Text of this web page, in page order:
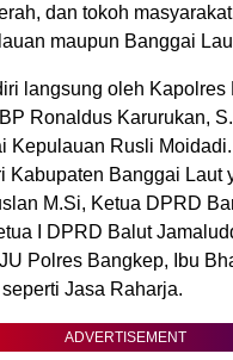
dan tokoh
maupun Banggai
langsung oleh Kapolres
Ronaldus Karurukan,
Kepulauan Rusli
Kabupaten Banggai Laut
M.Si, Ketua DPRD
I DPRD Balut
Polres Bangkep, Ibu
Jasa Raharja.
ADVERTISEMENT